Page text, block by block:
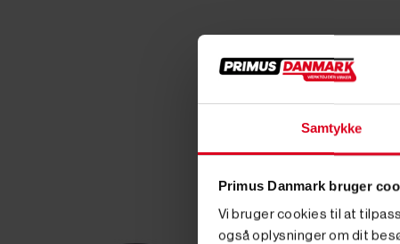
Samtykke
Primus Danmark bruger
Vi bruger cookies til at
også oplysninger om dit